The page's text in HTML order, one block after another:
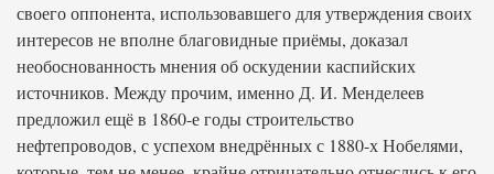
своего оппонента, использовавшего для утверждения своих
интересов не вполне благовидные приёмы, доказал
необоснованность мнения об оскудении каспийских
источников. Между прочим, именно Д. И. Менделеев
предложил ещё в 1860-е годы строительство
нефтепроводов, с успехом внедрённых с 1880-х Нобелями,